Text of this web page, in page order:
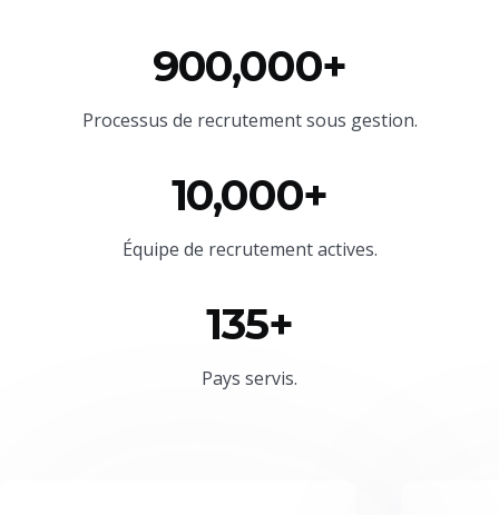
900,000+
Processus de recrutement sous gestion.
10,000+
Équipe de recrutement actives.
135+
Pays servis.